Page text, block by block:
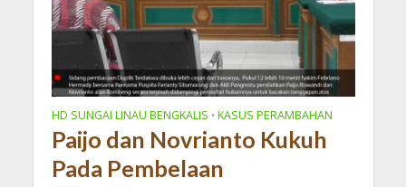
HD SUNGAI LINAU BENGKALIS • KASUS PERAMBAHAN
Paijo dan Novrianto Kukuh
Pada Pembelaan